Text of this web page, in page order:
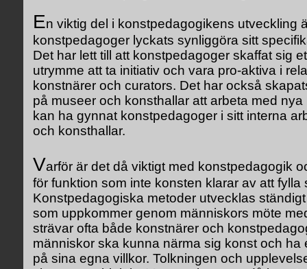
En viktig del i konstpedagogikens utveckling
konstpedagoger lyckats synliggöra sitt
Det har lett till att konstpedagoger skaffat sig
utrymme att ta initiativ och vara pro-aktiva i
konstnärer och curators. Det har också
på museer och konsthallar att arbeta med
kan ha gynnat konstpedagoger i sitt interna
och konsthallar.
Varför är det då viktigt med konstpedagogik
för funktion som inte konsten klarar av att fylla
Konstpedagogiska metoder utvecklas
som uppkommer genom människors möte
strävar ofta både konstnärer och
människor ska kunna närma sig konst och ha
på sina egna villkor. Tolkningen och